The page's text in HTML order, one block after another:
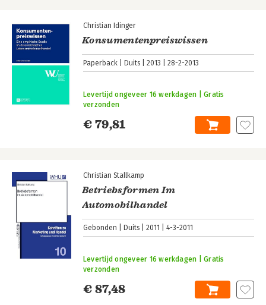
Christian Idinger
Konsumentenpreiswissen
Paperback Duits 2013 28-2-2013
€ 79,81
Levertijd ongeveer 16 werkdagen | Gratis
verzonden
Christian Stallkamp
Betriebsformen Im
Automobilhandel
Gebonden Duits 2011 4-3-2011
€ 87,48
Levertijd ongeveer 16 werkdagen | Gratis
verzonden